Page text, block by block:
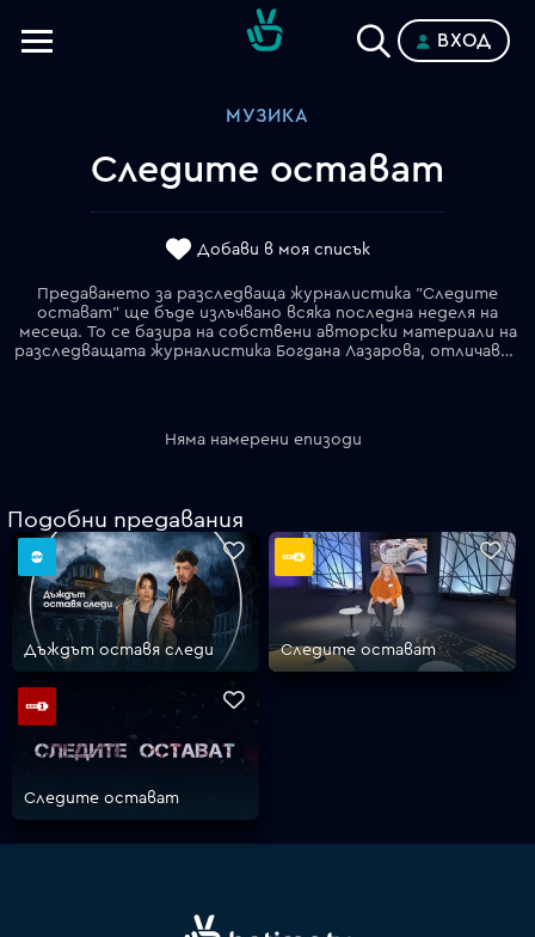
VOYO
ВХОД
МУЗИКА
Следите остават
Добави в моя списък
Предаването за разследваща журналистика "Следите
остават" ще бъде излъчвано всяка последна неделя на
месеца. То се базира на собствени авторски материали на
разследващата журналистика Богдана Лазарова, отличавана с редица награди. Тя завършва българска и руска филология във ВТУ и се занимава с журналистика от 1991 г. Богдана Лазарова е автор на три книги с журналистически разследвания _ "Афера" (2006), "Държавна сигурност и изчезналите съкровища" (2010) и "Оня списък _ първият разгром на разузнаването" (2011). Вече две години, "Следите остават" представя разследвания, разработки по ключови казуси от обществения живот, показва скритата истина с факти и доказателства, проследявайки закононарушения, корупция и злоупотреби. До сега в предаването бяха проследявани следите на милиони, източени от НОИ за болнични; практики за имотни измами; как икономика за 140 млрд. се продава само за 6 милиарда; грабежите на най-големите приватизационни сделки като "Авиокомпания Балкан" и "Кремиковци"; украинци откраднали фирма на британски граждани в България с имоти за 3 млн. лв.; замърсяването от десетилетия в Монтанска област с арсен 10 пъти над нормата; бяха изобличени фирми в незаконно копаене на пясък и баластра в р. Марица, което подкопава основите на 11 моста. Разследванията за още действащи фирми на убити преди 20 години в гангстерската война престъпни босове и за рисковото състояние на стената на втория по големина язовир в България – "Огоста", влязоха в селекцията на фестивала за телевизионни и радио продукции PRIX EUROPA в Потсдам, Германия, под егидата на Европейския парламент. Предаването за язовир "Огоста" бе отличено и на наградите "Икономика на светло".
Няма намерени епизоди
Подобни предавания
Дъждът оставя следи Следите остават
Следите остават